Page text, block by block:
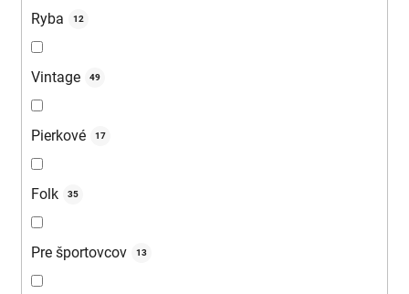
Ryba 12
Vintage 49
Pierkové 17
Folk 35
Pre športovcov 13